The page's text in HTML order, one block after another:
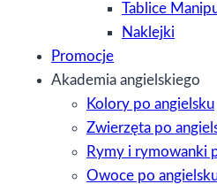
Tablice
Naklejki
Promocje
Akademia angielskiego
Kolory po angielsku
Zwierzęta po
Rymy i rymowanki
Owoce po